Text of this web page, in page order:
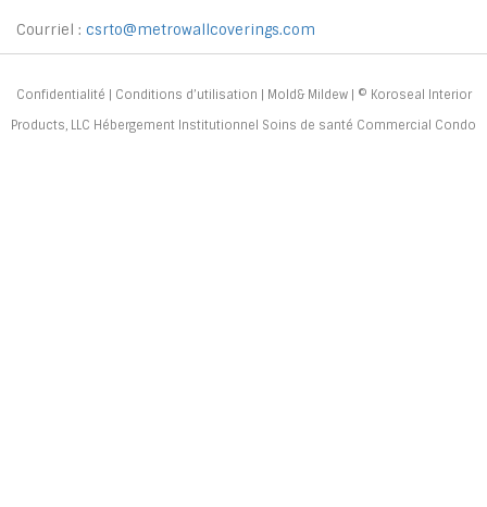
Courriel : csrto@metrowallcoverings.com
Confidentialité Conditions d’utilisation Mold& Mildew| © Koroseal Interior
Products, LLC Hébergement Institutionnel Soins de santé Commercial Condo